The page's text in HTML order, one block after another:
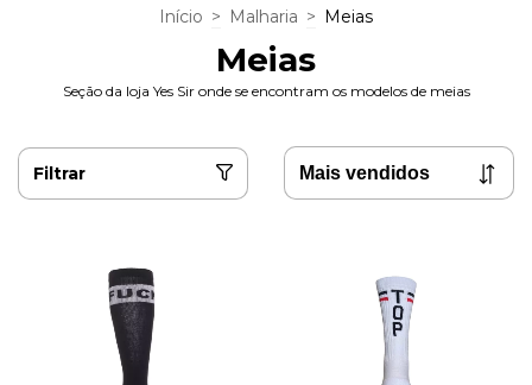
Início > Malharia > Meias
Meias
Seção da loja Yes Sir onde se encontram os modelos de meias
Filtrar